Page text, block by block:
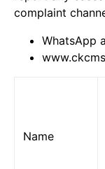
complaint
WhatsApp
Name